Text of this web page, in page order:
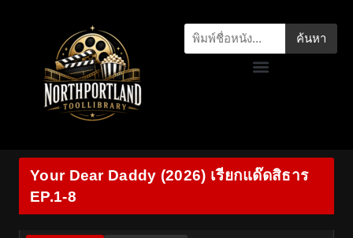
ค้นหา
Your Dear Daddy (2026) เรียกแด๊ดสิธาร
EP.1-8